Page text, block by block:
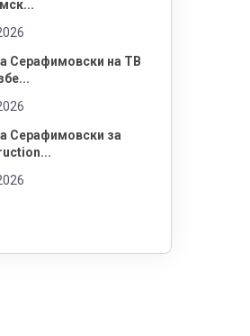
Серафимовски на ТВ
Серафимовски за